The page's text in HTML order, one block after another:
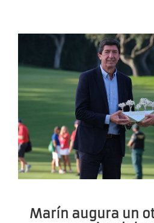
Marín augura un